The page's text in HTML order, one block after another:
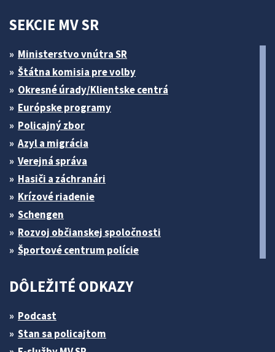
SEKCIE MV SR
Ministerstvo vnútra SR
Štátna komisia pre volby
Okresné úrady/Klientske centrá
Európske programy
Policajný zbor
Azyl a migrácia
Verejná správa
Hasiči a záchranári
Krízové riadenie
Schengen
Rozvoj občianskej spoločnosti
Športové centrum polície
DÔLEŽITÉ ODKAZY
Podcast
Stan sa policajtom